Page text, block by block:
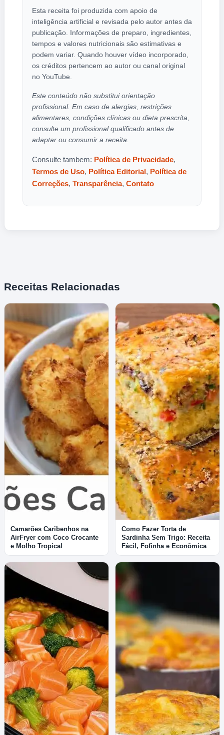
Esta receita foi produzida com apoio de
inteligência artificial e revisada pelo autor antes da
publicação. Informações de preparo, ingredientes,
tempos e valores nutricionais são estimativas e
podem variar. Quando houver vídeo incorporado,
os créditos pertencem ao autor ou canal original
no YouTube.
Este conteúdo não substitui orientação
profissional. Em caso de alergias, restrições
alimentares, condições clínicas ou dieta prescrita,
consulte um profissional qualificado antes de
adaptar ou consumir a receita.
Consulte tambem: Política de Privacidade,
Termos de Uso, Política Editorial, Política de
Correções, Transparência, Contato
Receitas Relacionadas
Camarões Caribenhos na
AirFryer com Coco Crocante
e Molho Tropical
Como Fazer Torta de
Sardinha Sem Trigo: Receita
Fácil, Fofinha e Econômica